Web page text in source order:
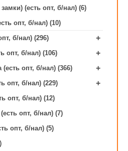
(есть опт, б/нал) (6)
опт, б/нал) (10)
б/нал) (296)
+
опт, б/нал) (106) +
опт, б/нал) (366) +
опт, б/нал) (229) +
опт, б/нал) (12)
опт, б/нал) (7)
опт, б/нал) (5)